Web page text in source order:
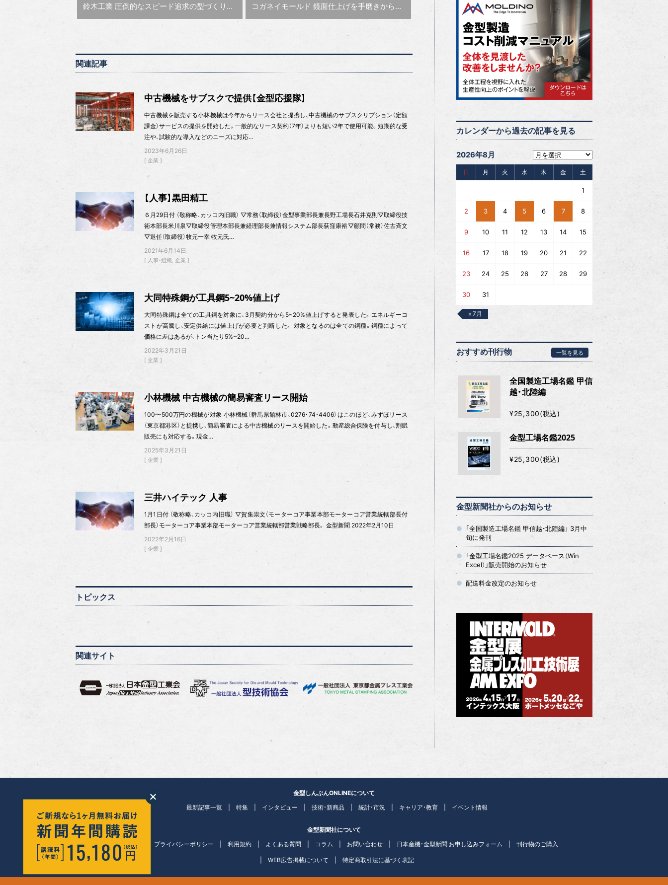
前の記事 :
鈴木工業 圧倒的なスピード追求の型づくり、無人化支える工具活用術【Innovation〜革新に挑む〜vol.14】 次の記事 :
コガネイモールド 鏡面仕上げを手磨きから機械加工に【特集：工法置換で生産性向上】
関連記事
中古機械をサブスクで提供【金型応援隊】
中古機械を販売する小林機械は今年からリース会社と提携し、中古機械のサブスクリプション（定額
課金）サービスの提供を開始した。一般的なリース契約（7年）よりも短い2年で使用可能。短期的な受
注や、試験的な導入などのニーズに対応…
2023年6月26日
企業
【人事】黒田精工
６月29日付 （敬称略、カッコ内旧職） ▽常務（取締役）金型事業部長兼長野工場長石井克則▽取締役技
術本部長米川泉▽取締役管理本部長兼経理部長兼情報システム部長荻窪康裕▽顧問（常務）佐古斉文
▽退任（取締役）牧元一幸 牧元氏…
2021年6月14日
人事・組織 企業
大同特殊鋼が工具鋼5~20%値上げ
大同特殊鋼は全ての工具鋼を対象に、3月契約分から5~20%値上げすると発表した。エネルギーコ
ストが高騰し、安定供給には値上げが必要と判断した。 対象となるのは全ての鋼種。鋼種によって
価格に差はあるが、トン当たり5%~20…
2022年3月21日
企業
小林機械 中古機械の簡易審査リース開始
100〜500万円の機械が対象 小林機械（群馬県館林市、0276・74・4406）はこのほど、みずほリース
（東京都港区）と提携し、簡易審査による中古機械のリースを開始した。動産総合保険を付与し、割賦
販売にも対応する。現金…
2025年3月21日
企業
三井ハイテック 人事
1月1日付 （敬称略、カッコ内旧職） ▽賀集崇文（モーターコア事業本部モーターコア営業統轄部長付
部長）モーターコア事業本部モーターコア営業統轄部営業戦略部長。 金型新聞 2022年2月10日
2022年2月16日
企業
トピックス
関連サイト
カレンダーから過去の記事を見る
2026年8月
日 月 火 水 木 金 土
1
2 3 4 5 6 7 8
9 10 11 12 13 14 15
16 17 18 19 20 21 22
23 24 25 26 27 28 29
30 31
« 7月
おすすめ刊行物 一覧を見る
全国製造工場名鑑 甲信
越・北陸編
¥25,300(税込)
金型工場名鑑2025
¥25,300(税込)
金型新聞社からのお知らせ
「全国製造工場名鑑 甲信越・北陸編」 3月中
旬に発刊
「金型工場名鑑2025 データベース（Win
Excel）」販売開始のお知らせ
配送料金改定のお知らせ
金型しんぶんONLINEについて
最新記事一覧
特集 インタビュー 技術・新商品 統計・市況 キャリア・教育 イベント情報
金型新聞社について
会社紹介
プライバシーポリシー 利用規約 よくある質問 コラム お問い合わせ 日本産機・金型新聞 お申し込みフォーム 刊行物のご購入
WEB広告掲載について 特定商取引法に基づく表記